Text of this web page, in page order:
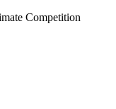
Competition